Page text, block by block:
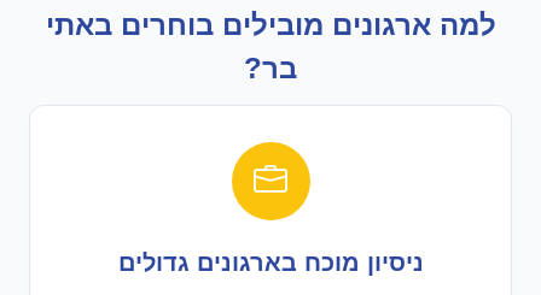
למה ארגונים מובילים בוחרים באתי
בר?
ניסיון מוכח בארגונים גדולים